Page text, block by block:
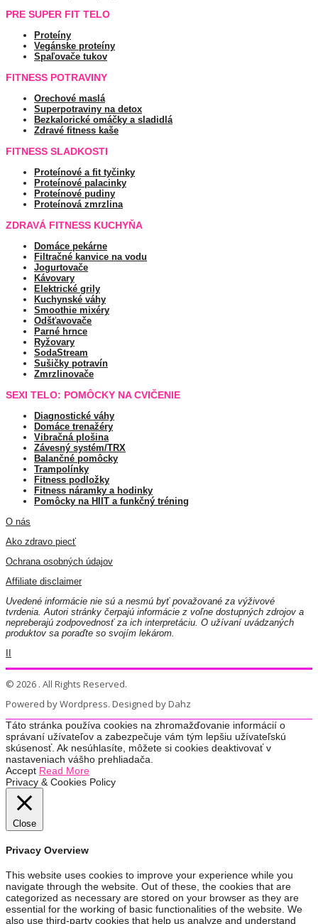
PRE SUPER FIT TELO
Proteíny
Vegánske proteíny
Spaľovače tukov
FITNESS POTRAVINY
Orechové maslá
Superpotraviny na detox
Bezkalorické omáčky a sladidlá
Zdravé fitness kaše
FITNESS SLADKOSTI
Proteínové a fit tyčinky
Proteínové palacinky
Proteínové pudiny
Proteínová zmrzlina
ZDRAVÁ FITNESS KUCHYŇA
Domáce pekárne
Filtračné kanvice na vodu
Jogurtovače
Kávovary
Elektrické grily
Kuchynské váhy
Smoothie mixéry
Odšťavovače
Parné hrnce
Ryžovary
SodaStream
Sušičky potravín
Zmrzlinovače
SEXI TELO: POMÔCKY NA CVIČENIE
Diagnostické váhy
Domáce trenažéry
Vibračná plošina
Závesný systém/TRX
Balančné pomôcky
Trampolínky
Fitness podložky
Fitness náramky a hodinky
Pomôcky na HIIT a funkčný tréning
O nás
Ako zdravo piecť
Ochrana osobných údajov
Affiliate disclaimer
Uvedené informácie nie sú a nesmú byť považované za výživové
tvrdenia. Autori stránky čerpajú informácie z voľne dostupných zdrojov a
nepreberajú zodpovednosť za ich interpretáciu. O užívaní uvádzaných
produktov sa poraďte so svojím lekárom.
© 2026 . All Rights Reserved.
Powered by Wordpress. Designed by Dahz
Táto stránka používa cookies na zhromažďovanie informácií o
správaní užívateľov a zabezpečuje vám tým lepšiu užívateľskú
skúsenosť. Ak nesúhlasíte, môžete si cookies deaktivovať v
nastaveniach vášho prehliadača.
Accept Read More
Privacy & Cookies Policy
Close
Privacy Overview
This website uses cookies to improve your experience while you
navigate through the website. Out of these, the cookies that are
categorized as necessary are stored on your browser as they are
essential for the working of basic functionalities of the website. We
also use third-party cookies that help us analyze and understand